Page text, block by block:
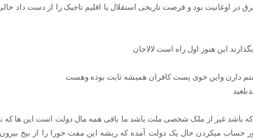
اوغانیت بود و فرصت تاریخی استقلال یا اقلیم تاجیک را از دست داد حالی
این هنوز اول راه است لالاجان
دارن واین خوی پست کافران همیشه ثابت بوده وهست
که باشد غیر از ملک شخصی ملت باشد ما باقی همه مال دولت است این ها که
میکردن حال یک دولت آمده که ریشه این مفت خورا را از بیخ